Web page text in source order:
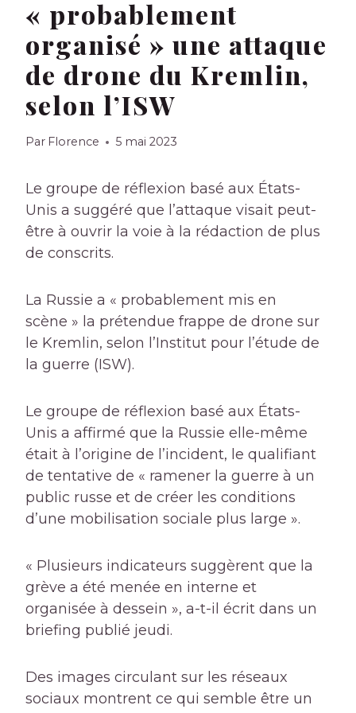
« probablement
organisé » une attaque
de drone du Kremlin,
selon l’ISW
Par Florence 5 mai 2023
Le groupe de réflexion basé aux États-
Unis a suggéré que l’attaque visait peut-
être à ouvrir la voie à la rédaction de plus
de conscrits.
La Russie a « probablement mis en
scène » la prétendue frappe de drone sur
le Kremlin, selon l’Institut pour l’étude de
la guerre (ISW).
Le groupe de réflexion basé aux États-
Unis a affirmé que la Russie elle-même
était à l’origine de l’incident, le qualifiant
de tentative de « ramener la guerre à un
public russe et de créer les conditions
d’une mobilisation sociale plus large ».
« Plusieurs indicateurs suggèrent que la
grève a été menée en interne et
organisée à dessein », a-t-il écrit dans un
briefing publié jeudi.
Des images circulant sur les réseaux
sociaux montrent ce qui semble être un